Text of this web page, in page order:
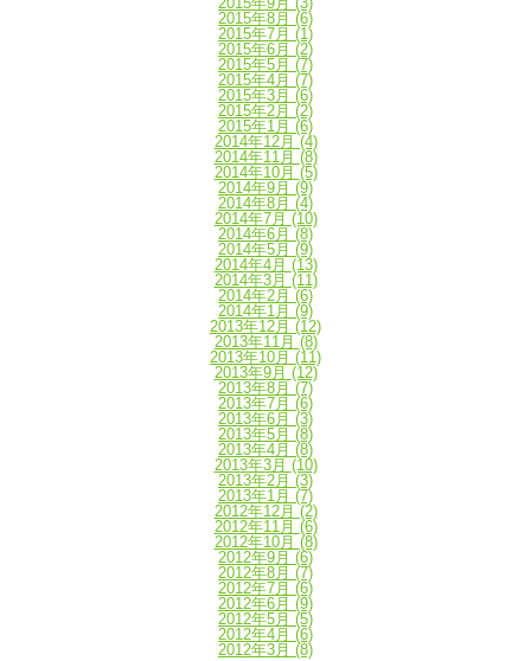
2015年8月 (6)
2015年7月 (1)
2015年6月 (2)
2015年5月 (7)
2015年4月 (7)
2015年3月 (6)
2015年2月 (2)
2015年1月 (6)
2014年12月 (4)
2014年11月 (8)
2014年10月 (5)
2014年9月 (9)
2014年8月 (4)
2014年7月 (10)
2014年6月 (8)
2014年5月 (9)
2014年4月 (13)
2014年3月 (11)
2014年2月 (6)
2014年1月 (9)
2013年12月 (12)
2013年11月 (8)
2013年10月 (11)
2013年9月 (12)
2013年8月 (7)
2013年7月 (6)
2013年6月 (3)
2013年5月 (8)
2013年4月 (8)
2013年3月 (10)
2013年2月 (3)
2013年1月 (7)
2012年12月 (2)
2012年11月 (6)
2012年10月 (8)
2012年9月 (6)
2012年8月 (7)
2012年7月 (6)
2012年6月 (9)
2012年5月 (5)
2012年4月 (6)
2012年3月 (8)